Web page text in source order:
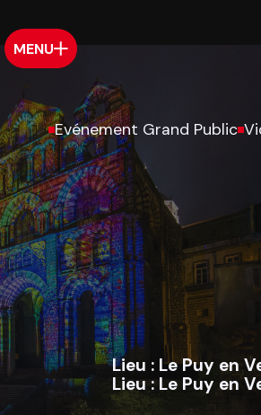
MENU
Evénement Grand Public
Lieu :Le Puy en
Lieu :Le Puy en